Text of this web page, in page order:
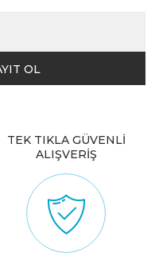
OL
TEK TIKLA GÜVENLİ
ALIŞVERİŞ